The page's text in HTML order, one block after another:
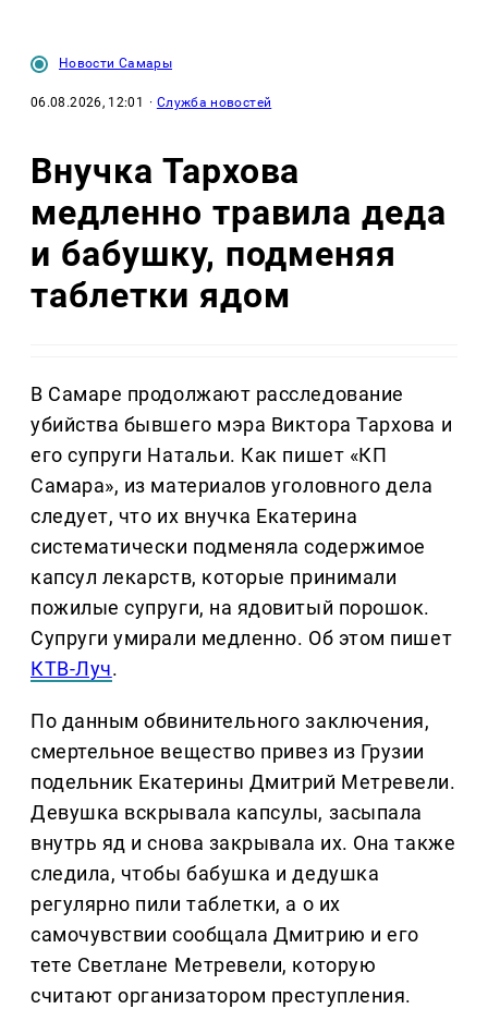
Новости Самары
06.08.2026, 12:01 · Служба новостей
Внучка Тархова
медленно травила деда
и бабушку, подменяя
таблетки ядом
В Самаре продолжают расследование
убийства бывшего мэра Виктора Тархова и
его супруги Натальи. Как пишет «КП
Самара», из материалов уголовного дела
следует, что их внучка Екатерина
систематически подменяла содержимое
капсул лекарств, которые принимали
пожилые супруги, на ядовитый порошок.
Супруги умирали медленно. Об этом пишет
КТВ-Луч.
По данным обвинительного заключения,
смертельное вещество привез из Грузии
подельник Екатерины Дмитрий Метревели.
Девушка вскрывала капсулы, засыпала
внутрь яд и снова закрывала их. Она также
следила, чтобы бабушка и дедушка
регулярно пили таблетки, а о их
самочувствии сообщала Дмитрию и его
тете Светлане Метревели, которую
считают организатором преступления.